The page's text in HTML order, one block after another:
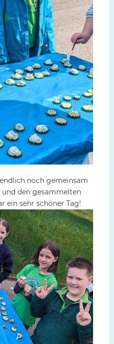
noch gemeinsam
den gesammelten
ein sehr schöner Tag!